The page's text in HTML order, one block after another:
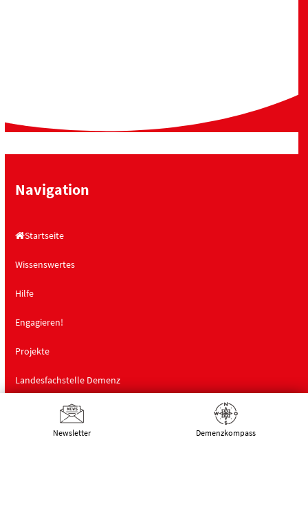
Navigation
Startseite
Wissenswertes
Hilfe
Engagieren!
Projekte
Landesfachstelle Demenz
Schulungen
Newsletter Demenz­kompass